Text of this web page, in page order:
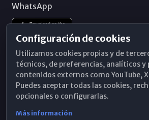
WhatsApp
Configuración de cookies
Utilizamos cookies propias y de
técnicos, de preferencias, analíticos
contenidos externos como YouTube,
Puedes aceptar todas las cookies,
opcionales o configurarlas.
Más información